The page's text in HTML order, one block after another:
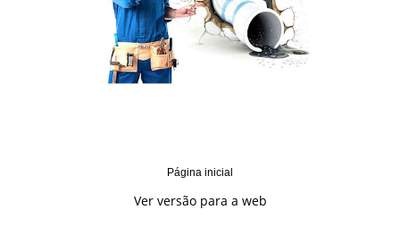
Página inicial
Ver versão para a web